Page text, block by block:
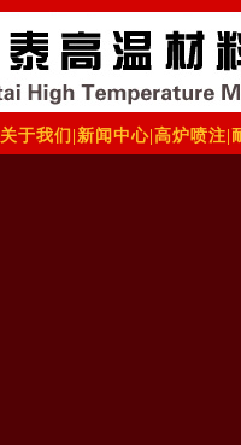
关于我们 新闻中心 高炉喷注